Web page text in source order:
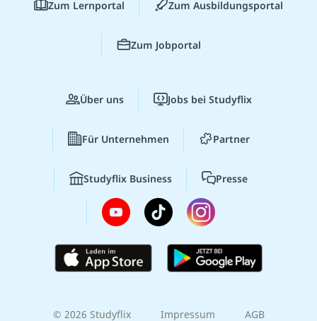
Zum Lernportal Zum Ausbildungsportal
Zum Jobportal
Über uns Jobs bei Studyflix
Für Unternehmen Partner
Studyflix Business Presse
© 2026 Studyflix Impressum AGB